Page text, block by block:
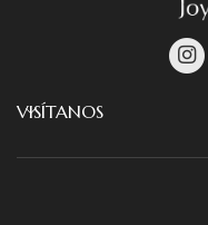
VISÍTANOS